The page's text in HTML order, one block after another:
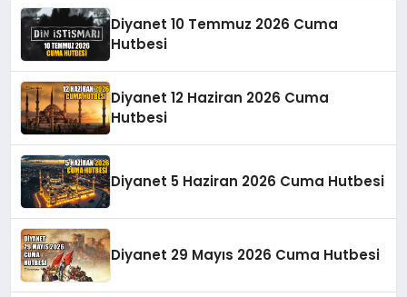
Diyanet 10 Temmuz 2026 Cuma
Hutbesi
Diyanet 12 Haziran 2026 Cuma
Hutbesi
Diyanet 5 Haziran 2026 Cuma Hutbesi
Diyanet 29 Mayıs 2026 Cuma Hutbesi